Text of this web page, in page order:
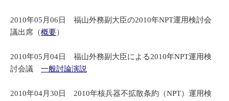
2010年05月06日 福山外務副大臣の2010年NPT運用検討会
議出席（概要）
2010年05月04日 福山外務副大臣による2010年NPT運用検
討会議 一般討論演説
2010年04月30日 2010年核兵器不拡散条約（NPT）運用検